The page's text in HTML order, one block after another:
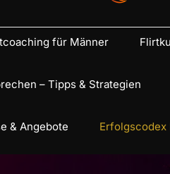
für Männer
– Tipps & Strategien
& Angebote Erfolgscodex